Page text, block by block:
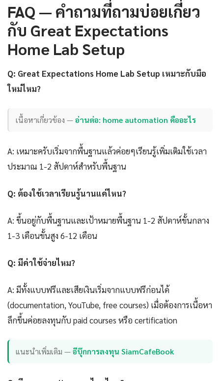
FAQ — คำถามที่ถามบ่อยเกี่ยว
กับ Great Expectations
Home Lab Setup
Q: Great Expectations Home Lab Setup เหมาะกับมือ
ใหม่ไหม?
เนื้อหาเกี่ยวข้อง —อ่านต่อ: home automation คืออะไร
A: เหมาะครับเริ่มจากพื้นฐานแล้วค่อยๆเรียนรู้เพิ่มเติมใช้เวลา
ประมาณ 1-2 สัปดาห์สำหรับพื้นฐาน
Q: ต้องใช้เวลาเรียนรู้นานแค่ไหน?
A: ขึ้นอยู่กับพื้นฐานและเป้าหมายพื้นฐาน 1-2 สัปดาห์ขั้นกลาง
1-3 เดือนขั้นสูง 6-12 เดือน
Q: มีค่าใช้จ่ายไหม?
A: มีทั้งแบบฟรีและเสียเงินเริ่มจากแบบฟรีก่อนได้
(documentation, YouTube, free courses) เมื่อต้องการเนื้อหา
ลึกขึ้นค่อยลงทุนกับ paid courses หรือ certification
แนะนำเพิ่มเติม —อีบุ๊กการลงทุน SiamCafeBook